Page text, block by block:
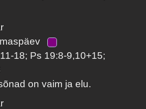
18; Ps 19:8-9,10+15;
on vaim ja elu.